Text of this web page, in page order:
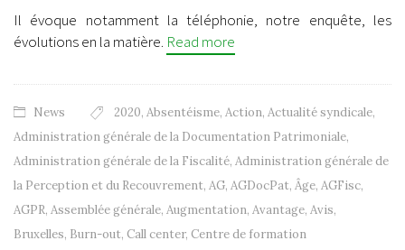
Il évoque notamment la téléphonie, notre enquête, les
évolutions en la matière. Read more
News 2020, Absentéisme, Action, Actualité syndicale,
Administration générale de la Documentation Patrimoniale,
Administration générale de la Fiscalité, Administration générale de
la Perception et du Recouvrement, AG, AGDocPat, Âge, AGFisc,
AGPR, Assemblée générale, Augmentation, Avantage, Avis,
Bruxelles, Burn-out, Call center, Centre de formation